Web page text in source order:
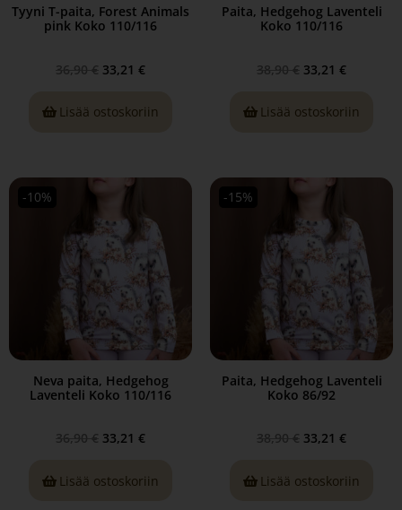
Tyyni T-paita, Forest Animals
pink Koko 110/116
36,90 € 33,21 €
Lisää ostoskoriin
Paita, Hedgehog Laventeli
Koko 110/116
38,90 € 33,21 €
Lisää ostoskoriin
-10%
Neva paita, Hedgehog
Laventeli Koko 110/116
36,90 € 33,21 €
Lisää ostoskoriin
-15%
Paita, Hedgehog Laventeli
Koko 86/92
38,90 € 33,21 €
Lisää ostoskoriin